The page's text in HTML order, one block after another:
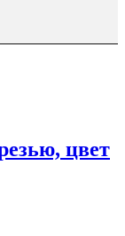
цвет